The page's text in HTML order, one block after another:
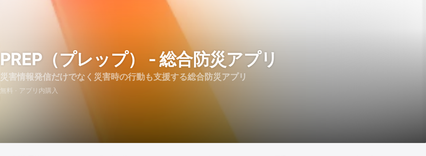
PREP（プレップ） - 総合防災アプリ
災害情報発信だけでなく災害時の行動も支援する総合防災アプリ
無料 · アプリ内購入